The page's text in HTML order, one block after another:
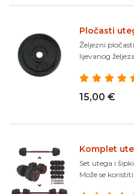
Pločasti
Željezni
lijevanog željeza.
15,00 €
Komplet
Set utega i
Može se